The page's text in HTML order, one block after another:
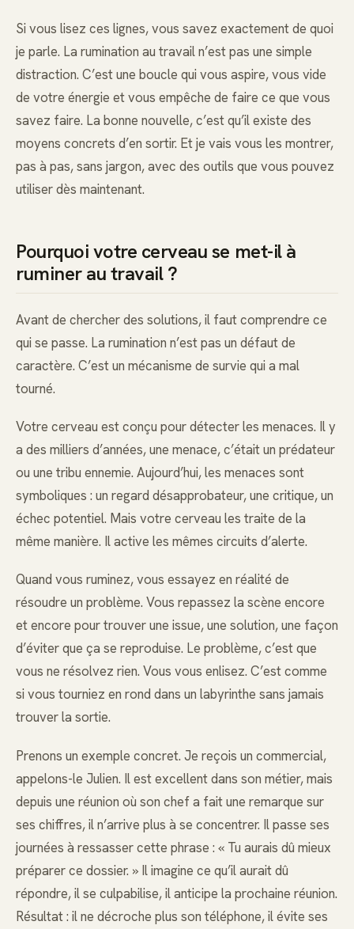
Si vous lisez ces lignes, vous savez exactement de quoi
je parle. La rumination au travail n’est pas une simple
distraction. C’est une boucle qui vous aspire, vous vide
de votre énergie et vous empêche de faire ce que vous
savez faire. La bonne nouvelle, c’est qu’il existe des
moyens concrets d’en sortir. Et je vais vous les montrer,
pas à pas, sans jargon, avec des outils que vous pouvez
utiliser dès maintenant.
Pourquoi votre cerveau se met-il à
ruminer au travail ?
Avant de chercher des solutions, il faut comprendre ce
qui se passe. La rumination n’est pas un défaut de
caractère. C’est un mécanisme de survie qui a mal
tourné.
Votre cerveau est conçu pour détecter les menaces. Il y
a des milliers d’années, une menace, c’était un prédateur
ou une tribu ennemie. Aujourd’hui, les menaces sont
symboliques : un regard désapprobateur, une critique, un
échec potentiel. Mais votre cerveau les traite de la
même manière. Il active les mêmes circuits d’alerte.
Quand vous ruminez, vous essayez en réalité de
résoudre un problème. Vous repassez la scène encore
et encore pour trouver une issue, une solution, une façon
d’éviter que ça se reproduise. Le problème, c’est que
vous ne résolvez rien. Vous vous enlisez. C’est comme
si vous tourniez en rond dans un labyrinthe sans jamais
trouver la sortie.
Prenons un exemple concret. Je reçois un commercial,
appelons-le Julien. Il est excellent dans son métier, mais
depuis une réunion où son chef a fait une remarque sur
ses chiffres, il n’arrive plus à se concentrer. Il passe ses
journées à ressasser cette phrase : « Tu aurais dû mieux
préparer ce dossier. » Il imagine ce qu’il aurait dû
répondre, il se culpabilise, il anticipe la prochaine réunion.
Résultat : il ne décroche plus son téléphone, il évite ses